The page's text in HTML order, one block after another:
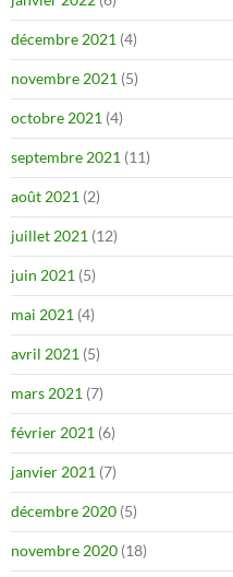
décembre 2021 (4)
novembre 2021 (5)
octobre 2021 (4)
septembre 2021 (11)
août 2021 (2)
juillet 2021 (12)
juin 2021 (5)
mai 2021 (4)
avril 2021 (5)
mars 2021 (7)
février 2021 (6)
janvier 2021 (7)
décembre 2020 (5)
novembre 2020 (18)